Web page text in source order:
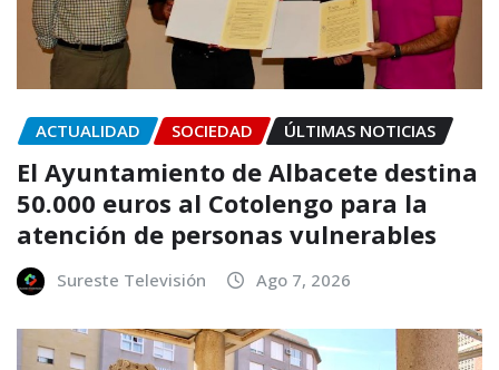
ACTUALIDAD SOCIEDAD ÚLTIMAS NOTICIAS
El Ayuntamiento de Albacete destina
50.000 euros al Cotolengo para la
atención de personas vulnerables
Sureste Televisión Ago 7, 2026